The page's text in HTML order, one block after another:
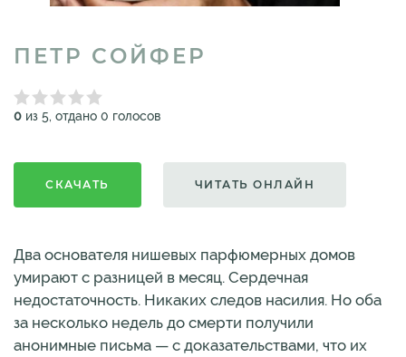
ПЕТР СОЙФЕР
0 из 5, отдано 0 голосов
СКАЧАТЬ ЧИТАТЬ ОНЛАЙН
Два основателя нишевых парфюмерных домов
умирают с разницей в месяц. Сердечная
недостаточность. Никаких следов насилия. Но оба
за несколько недель до смерти получили
анонимные письма — с доказательствами, что их